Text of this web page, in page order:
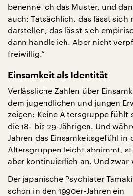
benenne ich das Muster, und
auch: Tatsächlich, das lässt sich
darstellen, das lässt sich
dann handle ich. Aber nicht
freiwillig.“
Einsamkeit als Identität
Verlässliche Zahlen über
dem jugendlichen und jungen
zeigen: Keine Altersgruppe fühlt
die 18- bis 29-Jährigen. Und
Jahren das Einsamkeitsgefühl in
Altersgruppen leicht abnimmt,
aber kontinuierlich an. Und zwar
Der japanische Psychiater
schon in den 1990er-Jahren ein